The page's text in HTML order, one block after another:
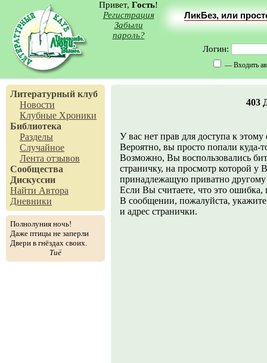
Привет, Гость!
Регистрация
Забыли
пароль?
ЛикБез, или
Логин:
— Входить
Литературный клуб
Новости
Клубные Хроники
Библиотека
Разделы
Случайное
Лента отзывов
Сообщества
Дискуссии
Найти Автора
Дневники
Полнолуния ночь!
Даже птицы не заперли
Двери в гнёздах своих.
Тиё
403
У вас нет прав для доступа к
Вероятно, вы просто попали куда-
Возможно, Вы воспользовались
страничку, на просмотр которой у
принадлежащую приватно
Если Вы считаете, что это ошибка,
В сообщении, пожалуйста,
и адрес странички.